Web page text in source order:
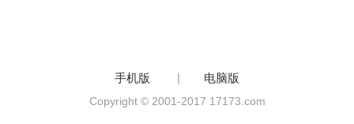
手机版 | 电脑版
Copyright © 2001-2017 17173.com